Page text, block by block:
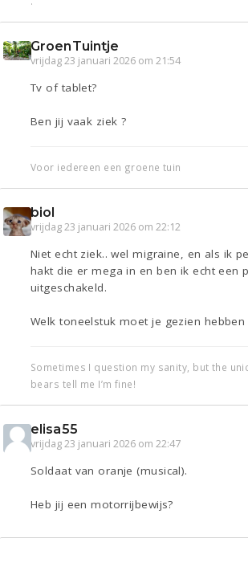
GroenTuintje
vrijdag 23 januari 2026 om 21:54
Tv of tablet?
Ben jij vaak ziek ?
Voor iedereen een groene tuin
biol
vrijdag 23 januari 2026 om 22:12
Niet echt ziek.. wel migraine, en als ik
hakt die er mega in en ben ik echt een
uitgeschakeld.
Welk toneelstuk moet je gezien
Sometimes I question my sanity, but the
bears tell me I’m fine!
elisa55
vrijdag 23 januari 2026 om 22:47
Soldaat van oranje (musical).
Heb jij een motorrijbewijs?